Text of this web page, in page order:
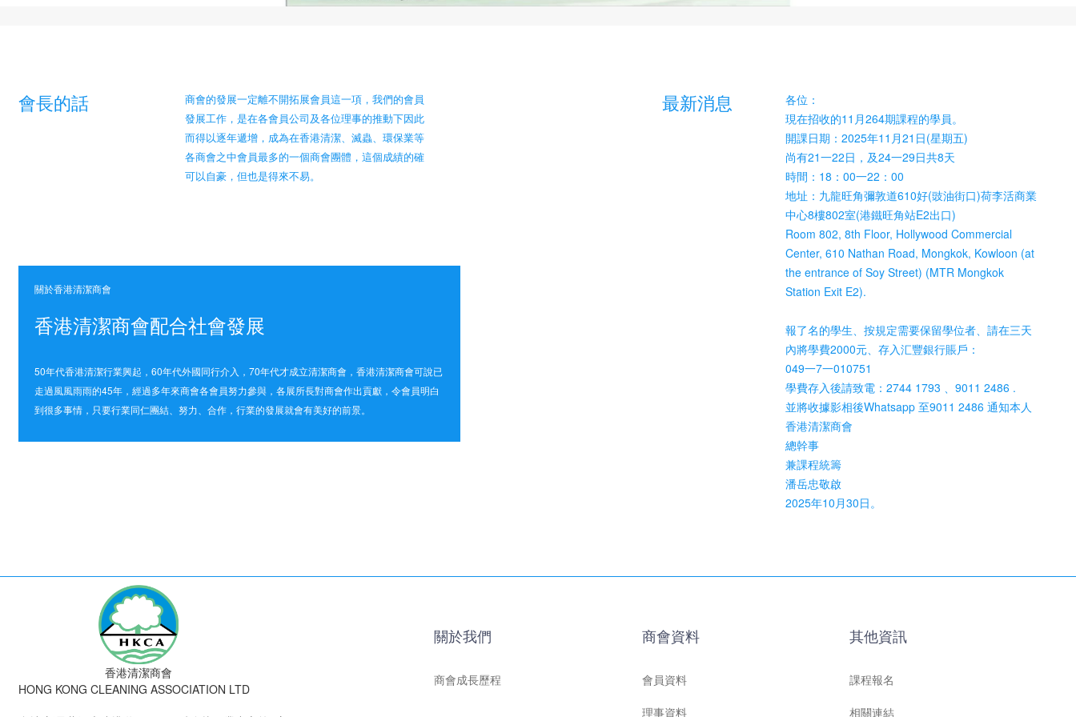
會長的話
商會的發展一定離不開拓展會員這一項，我們的會員
發展工作，是在各會員公司及各位理事的推動下因此
而得以逐年遞增，成為在香港清潔、滅蟲、環保業等
各商會之中會員最多的一個商會團體，這個成績的確
可以自豪，但也是得來不易。
關於香港清潔商會
香港清潔商會配合社會發展
50年代香港清潔行業興起，60年代外國同行介入，70年代才成立清潔商會，香港清潔商會可說已
走過風風雨雨的45年，經過多年來商會各會員努力參與，各展所長對商會作出貢獻，令會員明白
到很多事情，只要行業同仁團結、努力、合作，行業的發展就會有美好的前景。
最新消息
各位：
現在招收的11月264期課程的學員。
開課日期：2025年11月21日(星期五)
尚有21一22日，及24一29日共8天
時間：18：00一22：00
地址：九龍旺角彌敦道610好(豉油街口)荷李活商業
中心8樓802室(港鐵旺角站E2出口)
Room 802, 8th Floor, Hollywood Commercial
Center, 610 Nathan Road, Mongkok, Kowloon (at
the entrance of Soy Street) (MTR Mongkok
Station Exit E2).
報了名的學生、按規定需要保留學位者、請在三天
內將學費2000元、存入汇豐銀行賬戶：
049一7一010751
學費存入後請致電：2744 1793 、9011 2486 .
並將收據影相後Whatsapp 至9011 2486 通知本人
香港清潔商會
總幹事
兼課程統籌
潘岳忠敬啟
2025年10月30日。
香港清潔商會
HONG KONG CLEANING ASSOCIATION LTD
關於我們
商會成長歷程
商會資料
會員資料
理事資料
其他資訊
課程報名
相關連結